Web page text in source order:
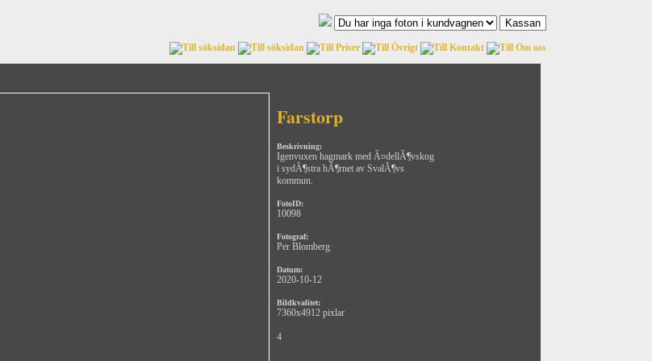
Farstorp
Beskrivning:
Igenvuxen hagmark med Ã¤dellÃ¶vskog
i sydÃ¶stra hÃ¶rnet av SvalÃ¶vs
kommun.
FotoID:
10098
Fotograf:
Per Blomberg
Datum:
2020-10-12
Bildkvalitet:
7360x4912 pixlar
4